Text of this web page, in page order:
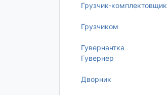
Грузчик-комплектовщик
Грузчиком
Гувернантка
Гувернер
Дворник